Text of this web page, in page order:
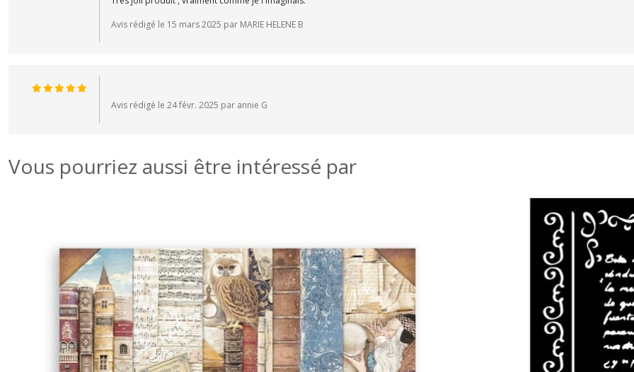
Avis rédigé le 15 mars 2025 par MARIE HELENE B
Avis rédigé le 24 févr. 2025 par annie G
Vous pourriez aussi être intéressé par